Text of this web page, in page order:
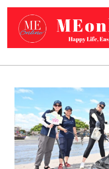
Skip
content
Primary
Menu